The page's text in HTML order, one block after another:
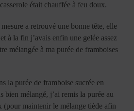
était chauffée à feu doux.
a retrouvé une bonne tête, elle
et à la fin j’avais enfin une gelée assez
mélangée à ma purée de framboises
la purée de framboise sucrée en
bien mélangé, j’ai remis la purée au
(pour maintenir le mélange tiède afin